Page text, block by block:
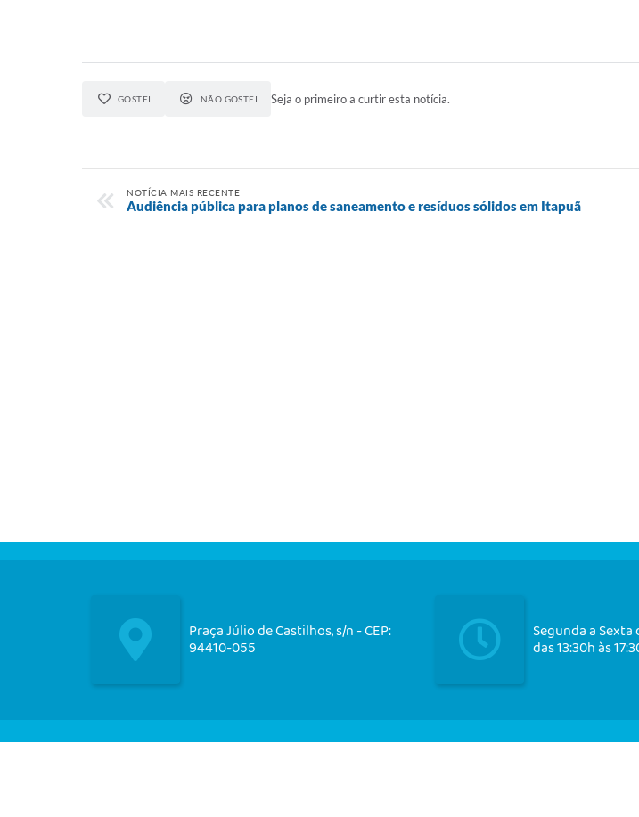
GOSTEI NÃO GOSTEI Seja o primeiro a curtir esta notícia.
NOTÍCIA MAIS RECENTE
Audiência pública para planos de saneamento e resíduos sólidos em Itapuã
Praça Júlio de Castilhos, s/n - CEP:
94410-055
Segunda a Sexta
das 13:30h às